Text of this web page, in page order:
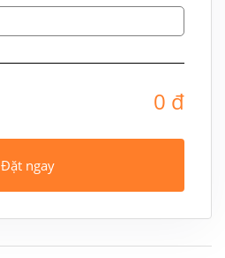
0 đ
Đặt ngay